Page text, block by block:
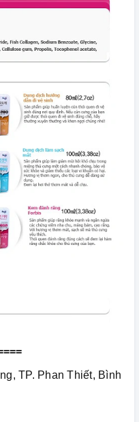
TP. Phan Thiết, Bình